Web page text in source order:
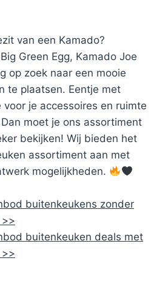
van een Kamado?
Green Egg, Kamado Joe
op zoek naar een mooie
te plaatsen. Eentje met
je accessoires en ruimte
moet je ons assortiment
bekijken! Wij bieden het
assortiment aan met
mogelijkheden.
buitenkeukens zonder
buitenkeuken deals met